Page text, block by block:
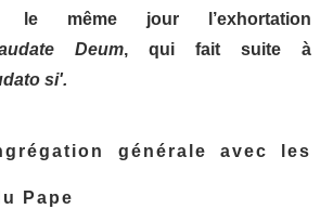
le même jour l’exhortation
Deum, qui fait suite à
si'.
générale avec les
Pape